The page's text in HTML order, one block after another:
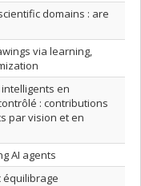
domains : are
via learning,
en
: contributions
par vision et en
AI agents
équilibrage